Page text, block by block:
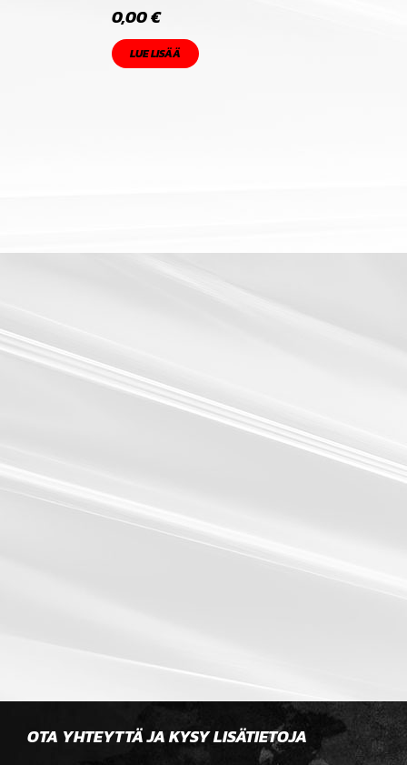
0,00€
LUE LISÄÄ
OTA YHTEYTTÄ JA KYSY LISÄTIETOJA